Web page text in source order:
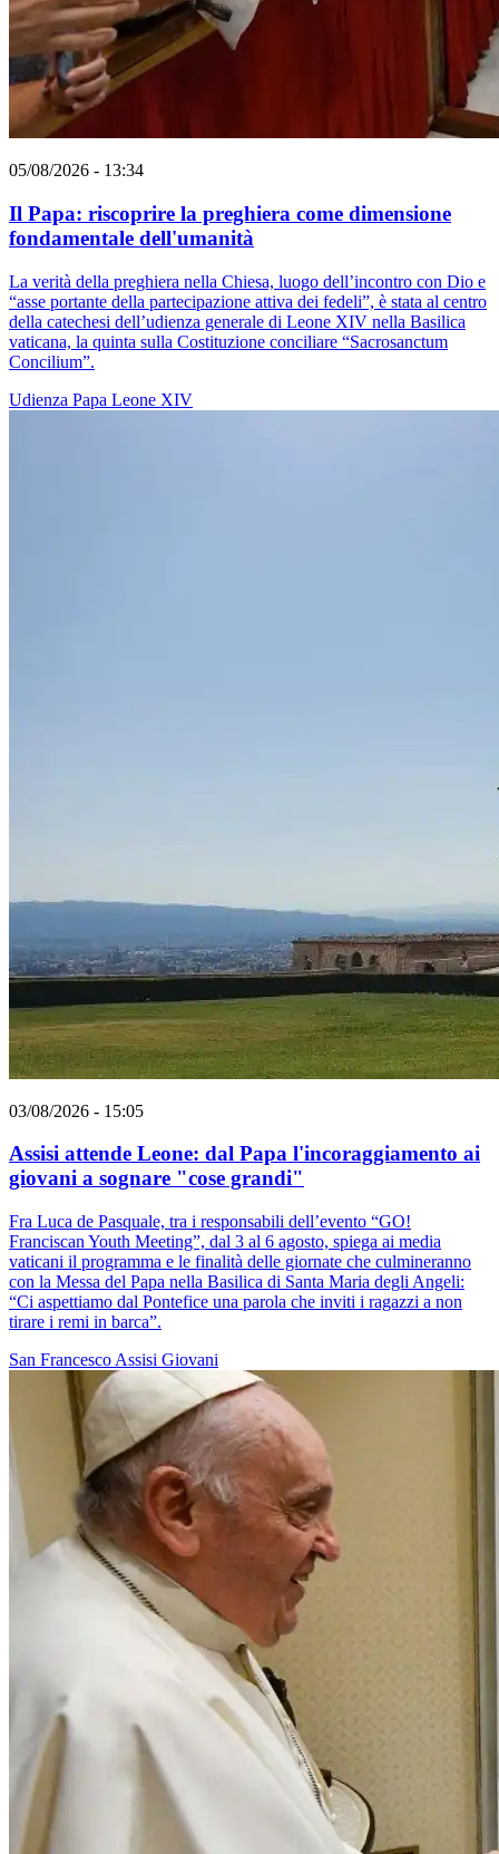
05/08/2026 - 13:34
Il Papa: riscoprire la preghiera come dimensione
fondamentale dell'umanità
La verità della preghiera nella Chiesa, luogo dell’incontro con Dio e
“asse portante della partecipazione attiva dei fedeli”, è stata al centro
della catechesi dell’udienza generale di Leone XIV nella Basilica
vaticana, la quinta sulla Costituzione conciliare “Sacrosanctum
Concilium”.
Udienza Papa Leone XIV
03/08/2026 - 15:05
Assisi attende Leone: dal Papa l'incoraggiamento ai
giovani a sognare "cose grandi"
Fra Luca de Pasquale, tra i responsabili dell’evento “GO!
Franciscan Youth Meeting”, dal 3 al 6 agosto, spiega ai media
vaticani il programma e le finalità delle giornate che culmineranno
con la Messa del Papa nella Basilica di Santa Maria degli Angeli:
“Ci aspettiamo dal Pontefice una parola che inviti i ragazzi a non
tirare i remi in barca”.
San Francesco Assisi Giovani